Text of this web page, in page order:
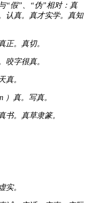
“假”、“伪”相对：真
认真。真才实学。真知
正。真切。
咬字很真。
真。
）真。写真。
书。真草隶篆。
实。